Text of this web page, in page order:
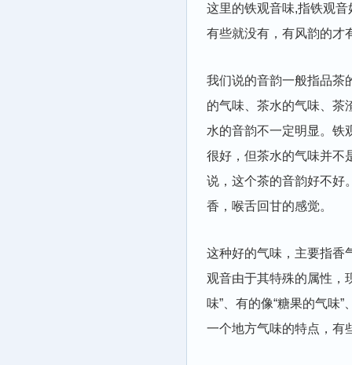
这里的铁观音味,指铁观
有些就没有，有风韵的才
我们说的音韵一般指品茶
的气味、茶水的气味、茶
水的音韵不一定明显。铁
很好，但茶水的气味并不
说，这个茶的音韵好不好
香，喉舌回甘的感觉。
这种好的气味，主要指香
观音由于其特殊的属性，
味”、有的像“糖果的气味
一个地方气味的特点，有